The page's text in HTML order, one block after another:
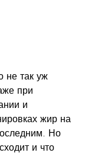
при
и
жир на
Но
и что